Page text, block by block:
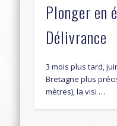
Plonger en
Délivrance
3 mois plus tard,
Bretagne plus
mètres), la visi …